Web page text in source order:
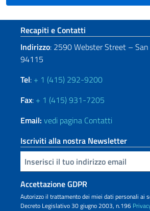
Sezione footer
Recapiti e Contatti
Indirizzo: 2590 Webster Street – San
94115
Tel: + 1 (415) 292-9200
Fax: + 1 (415) 931-7205
Email: vedi pagina Contatti
Iscriviti alla nostra Newsletter
Inserisci la tua email
Accettazione GDPR
Autorizzo il trattamento dei miei dati personali ai
Decreto Legislativo 30 giugno 2003, n.196